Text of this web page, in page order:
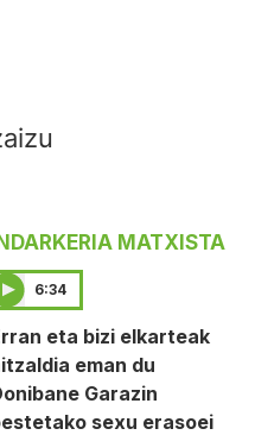
INDARKERIA MATXISTA
6:34
eta bizi elkarteak
eman du
Garazin
sexu erasoei